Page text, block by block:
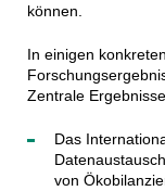
können.
In einigen
Zentrale
Das
von